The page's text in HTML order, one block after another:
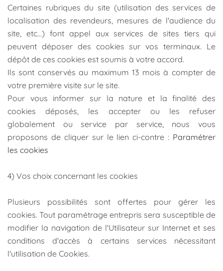
Certaines rubriques du site (utilisation des services de
localisation des revendeurs, mesures de l'audience du
site, etc…) font appel aux services de sites tiers qui
peuvent déposer des cookies sur vos terminaux. Le
dépôt de ces cookies est soumis à votre accord.
Ils sont conservés au maximum 13 mois à compter de
votre première visite sur le site.
Pour vous informer sur la nature et la finalité des
cookies déposés, les accepter ou les refuser
globalement ou service par service, nous vous
proposons de cliquer sur le lien ci-contre : Paramétrer
les cookies
4) Vos choix concernant les cookies
Plusieurs possibilités sont offertes pour gérer les
cookies. Tout paramétrage entrepris sera susceptible de
modifier la navigation de l'Utilisateur sur Internet et ses
conditions d'accès à certains services nécessitant
l'utilisation de Cookies.